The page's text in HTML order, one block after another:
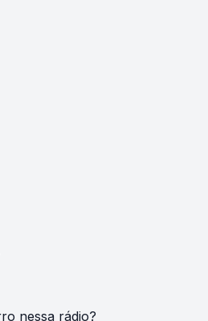
nessa rádio?